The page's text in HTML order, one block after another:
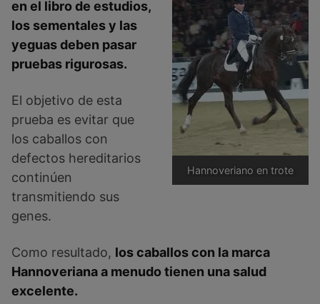
Hannoveriano en trote
en el libro de estudios,
los sementales y las
yeguas deben pasar
pruebas rigurosas.
El objetivo de esta
prueba es evitar que
los caballos con
defectos hereditarios
continúen
transmitiendo sus
genes.
Como resultado, los caballos con la marca
Hannoveriana a menudo tienen una salud
excelente.